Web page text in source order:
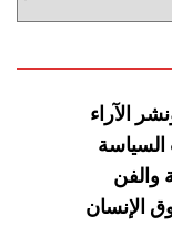
الآراء
السياسة
والفن
الإنسان